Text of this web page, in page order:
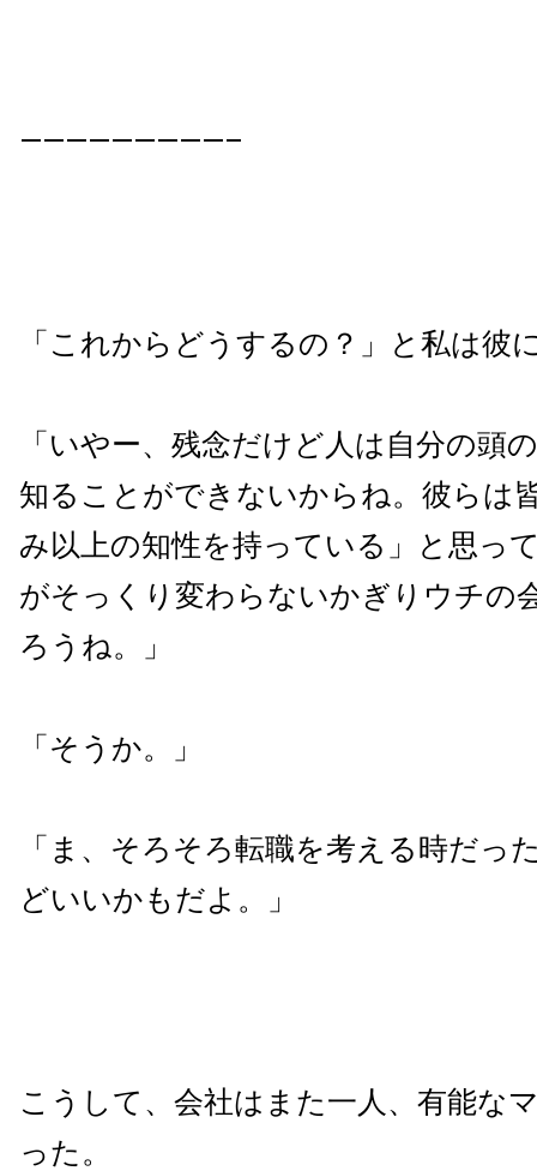
—————————–
「これからどうするの？」と私は彼
「いやー、残念だけど人は自分の頭
知ることができないからね。彼らは
み以上の知性を持っている」と思っ
がそっくり変わらないかぎりウチの
ろうね。」
「そうか。」
「ま、そろそろ転職を考える時だっ
どいいかもだよ。」
こうして、会社はまた一人、有能な
った。